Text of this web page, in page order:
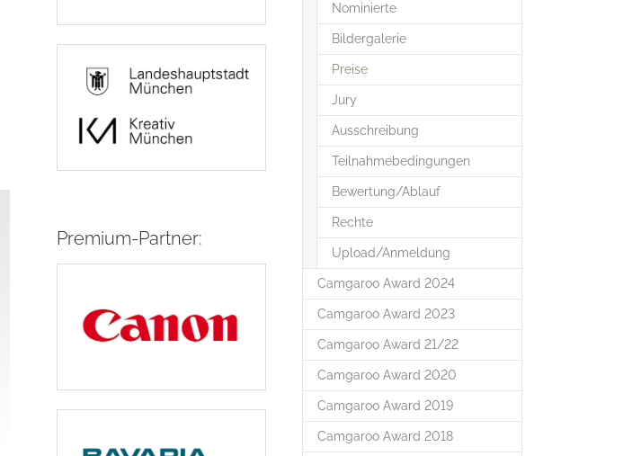
Nominierte
Bildergalerie
Preise(current)
Jury
Ausschreibung
Teilnahmebedingungen
Bewertung/Ablauf
Rechte
Upload/Anmeldung
Camgaroo Award 2024
Camgaroo Award 2023
Camgaroo Award 21/22
Camgaroo Award 2020
Camgaroo Award 2019
Camgaroo Award 2018
Premium-Partner: